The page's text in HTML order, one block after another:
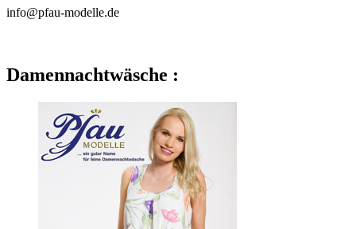
info@pfau-modelle.de
Damennachtwäsche :